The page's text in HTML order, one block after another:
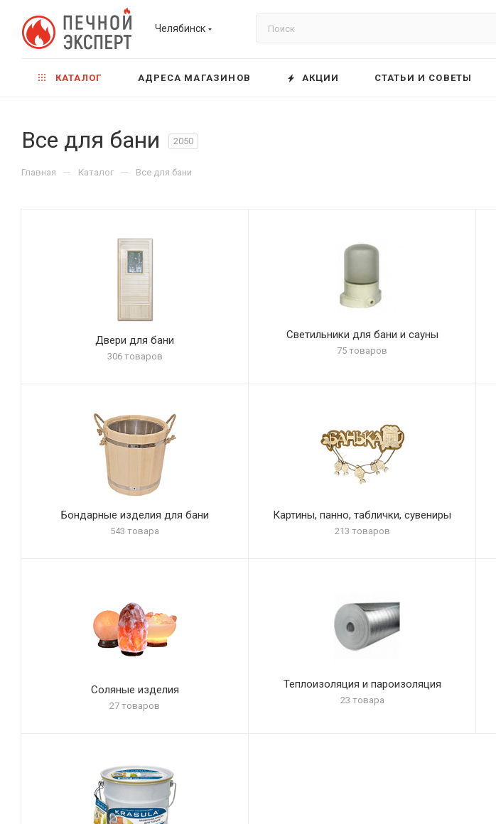
Челябинск
КАТАЛОГ АДРЕСА МАГАЗИНОВ АКЦИИ СТАТЬИ И СОВЕТЫ
Все для бани 2050
Главная — Каталог — Все для бани
Двери для бани
306 товаров
Светильники для бани и сауны
75 товаров
Бондарные изделия для бани
543 товара
Картины, панно, таблички, сувениры
213 товаров
Соляные изделия
27 товаров
Теплоизоляция и пароизоляция
23 товара